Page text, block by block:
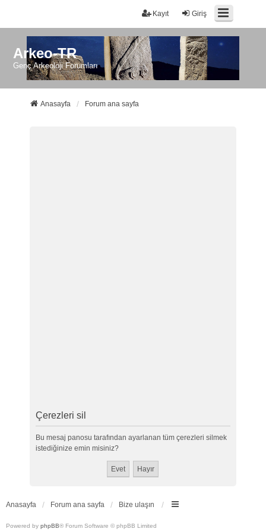
Giriş
Kayıt
Arkeo-TR
Genç Arkeoloji Forumları
Anasayfa Forum ana sayfa
Çerezleri sil
Bu mesaj panosu tarafından ayarlanan tüm çerezleri silmek
istediğinize emin misiniz?
Anasayfa Forum ana sayfa Bize ulaşın
Powered by phpBB® Forum Software © phpBB Limited